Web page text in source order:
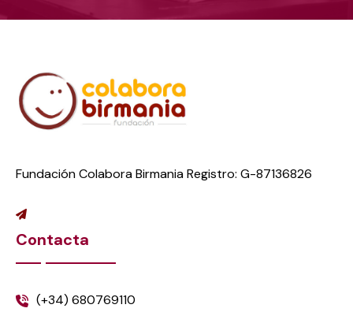
Fundación Colabora Birmania Registro: G-87136826
Contacta
(+34) 680769110